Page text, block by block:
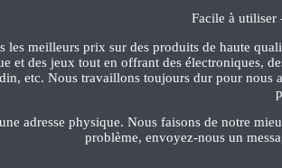
Facile à utiliser
les meilleurs prix sur des produits de haute
et des jeux tout en offrant des électroniques,
etc. Nous travaillons toujours dur pour nous
adresse physique. Nous faisons de notre
problème, envoyez-nous un